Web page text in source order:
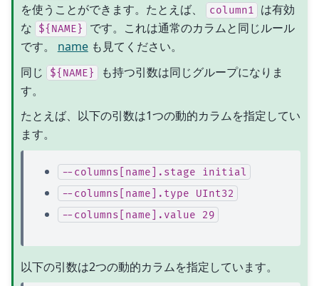
を使うことができます。たとえば、 column1
は有効
な
${NAME}
です。これは通常のカラムと同じルール
です。 nameも見てください。
同じ
${NAME}
も持つ引数は同じグループになりま
す。
たとえば、以下の引数は1つの動的カラムを指定してい
ます。
--columns[name].stage
initial
--columns[name].type
UInt32
--columns[name].value
29
以下の引数は2つの動的カラムを指定しています。